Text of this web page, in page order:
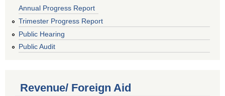
Annual Progress Report
Trimester Progress Report
Public Hearing
Public Audit
Revenue/ Foreign Aid